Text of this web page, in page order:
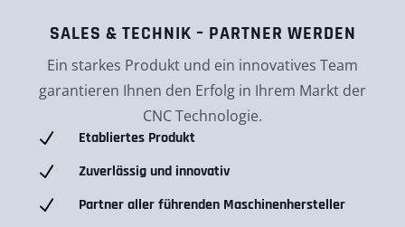
SALES & TECHNIK – PARTNER WERDEN
Ein starkes Produkt und ein innovatives Team
garantieren Ihnen den Erfolg in Ihrem Markt der
CNC Technologie.
N
Etabliertes Produkt
N Zuverlässig und innovativ
N Partner aller führenden Maschinenhersteller